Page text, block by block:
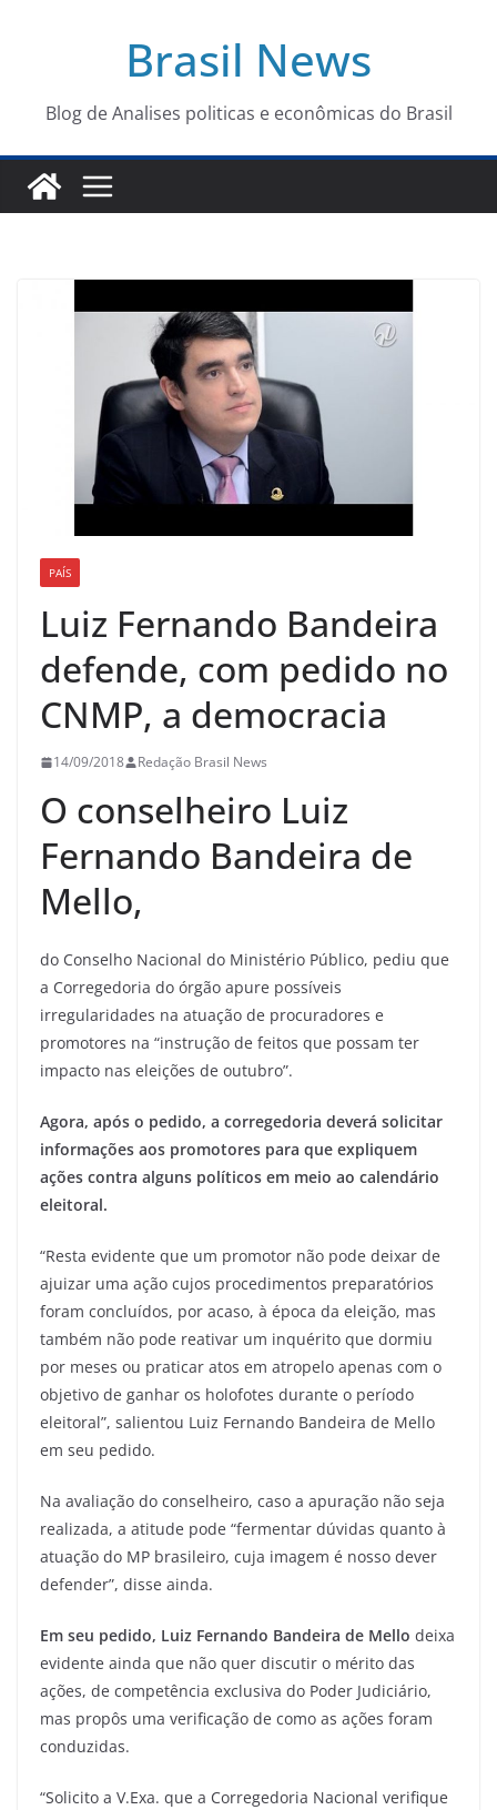
conteúdo
Brasil News
Blog de Analises politicas e econômicas do Brasil
PAÍS
Luiz Fernando Bandeira
defende, com pedido no
CNMP, a democracia
14/09/2018 Redação Brasil News
O conselheiro Luiz
Fernando Bandeira de
Mello,
do Conselho Nacional do Ministério Público, pediu que
a Corregedoria do órgão apure possíveis
irregularidades na atuação de procuradores e
promotores na “instrução de feitos que possam ter
impacto nas eleições de outubro”.
Agora, após o pedido, a corregedoria deverá solicitar
informações aos promotores para que expliquem
ações contra alguns políticos em meio ao calendário
eleitoral.
“Resta evidente que um promotor não pode deixar de
ajuizar uma ação cujos procedimentos preparatórios
foram concluídos, por acaso, à época da eleição, mas
também não pode reativar um inquérito que dormiu
por meses ou praticar atos em atropelo apenas com o
objetivo de ganhar os holofotes durante o período
eleitoral”, salientou Luiz Fernando Bandeira de Mello
em seu pedido.
Na avaliação do conselheiro, caso a apuração não seja
realizada, a atitude pode “fermentar dúvidas quanto à
atuação do MP brasileiro, cuja imagem é nosso dever
defender”, disse ainda.
Em seu pedido, Luiz Fernando Bandeira de Mello deixa
evidente ainda que não quer discutir o mérito das
ações, de competência exclusiva do Poder Judiciário,
mas propôs uma verificação de como as ações foram
conduzidas.
“Solicito a V.Exa. que a Corregedoria Nacional verifique